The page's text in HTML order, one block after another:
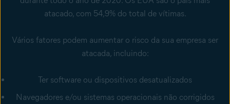
atacado, com 54,9% do total de vítimas.
Vários fatores podem aumentar o risco da sua empresa ser
atacada, incluindo:
Ter software ou dispositivos desatualizados
Navegadores e/ou sistemas operacionais não corrigidos